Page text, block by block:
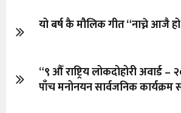
यो बर्ष कै मौलिक गीत “नाच्ने आजै
“९ औँ राष्ट्रिय लोकदोहोरी अवार्ड –
पाँच मनोनयन सार्वजनिक कार्यक्रम